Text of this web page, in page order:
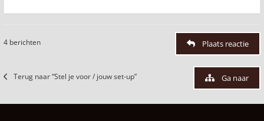
4 berichten Plaats reactie
Terug naar “Stel je voor / jouw set-up” Ga naar